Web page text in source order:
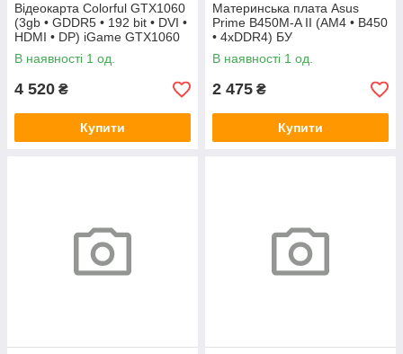
Відеокарта Colorful GTX1060
(3gb • GDDR5 • 192 bit • DVI •
HDMI • DP) iGame GTX1060
Vulcan U 3G БУ
В наявності 1 од.
4 520 ₴
Купити
Материнська плата Asus
Prime B450M-A II (AM4 • B450
• 4xDDR4) БУ
В наявності 1 од.
2 475 ₴
Купити